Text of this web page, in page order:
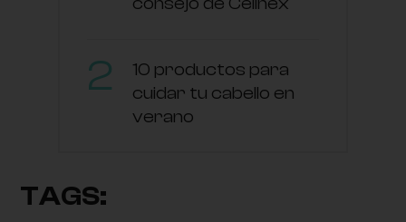
10 productos para
cuidar tu cabello en
verano
TAGS: